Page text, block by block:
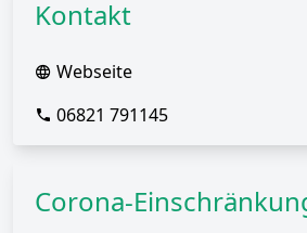
Kontakt
Webseite
06821 791145
Corona-